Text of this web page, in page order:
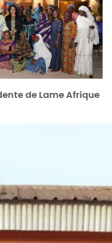
de Lame Afrique